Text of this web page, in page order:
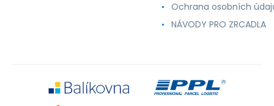
Ochrana osobních
NÁVODY PRO ZRCADLA